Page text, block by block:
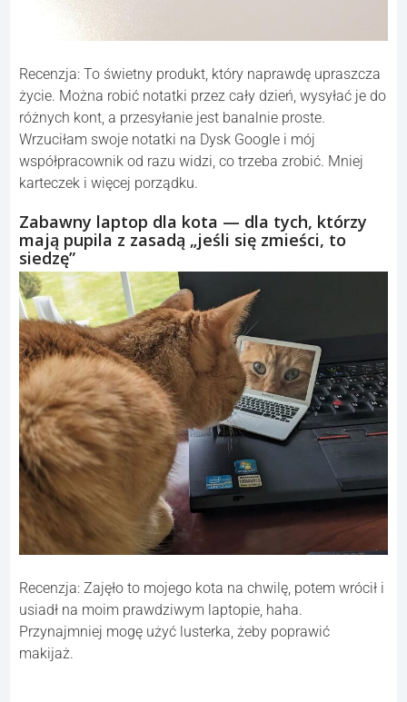
Recenzja: To świetny produkt, który naprawdę upraszcza
życie. Można robić notatki przez cały dzień, wysyłać je do
różnych kont, a przesyłanie jest banalnie proste.
Wrzuciłam swoje notatki na Dysk Google i mój
współpracownik od razu widzi, co trzeba zrobić. Mniej
karteczek i więcej porządku.
Zabawny laptop dla kota — dla tych, którzy
mają pupila z zasadą „jeśli się zmieści, to
siedzę”
Recenzja: Zajęło to mojego kota na chwilę, potem wrócił i
usiadł na moim prawdziwym laptopie, haha.
Przynajmniej mogę użyć lusterka, żeby poprawić
makijaż.